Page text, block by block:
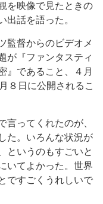
を映像で見たときの
出話を語った。
監督からのビデオメ
が『ファンタスティ
』であること、４月
８日に公開されるこ
ってくれたのが、
た。いろんな状況が
というのもすごいと
いてよかった。世界
ですごくうれしいで